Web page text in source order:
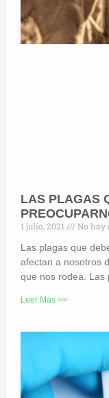
LAS PLAGAS
1 julio, 2021
No hay
Las plagas que
afectan a nosotros
que nos rodea. Las
Leer Más >>